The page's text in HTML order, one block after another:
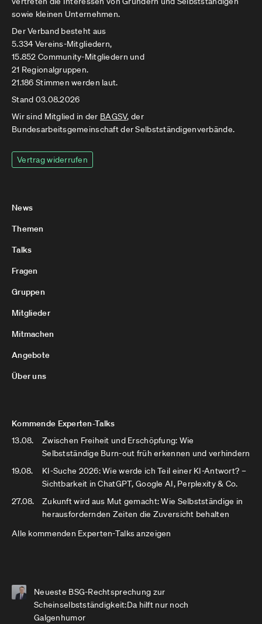
sowie kleinen Unternehmen.
Der Verband besteht aus
5.334 Vereins-Mitgliedern,
15.852 Community-Mitgliedern und
21 Regionalgruppen.
21.186 Stimmen werden laut.
Stand 03.08.2026
Wir sind Mitglied in der BAGSV, der
Bundesarbeitsgemeinschaft der Selbstständigenverbände.
Vertrag widerrufen
News
Themen
Talks
Fragen
Gruppen
Mitglieder
Mitmachen
Angebote
Über uns
Kommende Experten-Talks
13.08.
Zwischen Freiheit und Erschöpfung: Wie
Selbstständige Burn-out früh erkennen und verhindern
19.08.
KI-Suche 2026: Wie werde ich Teil einer KI-Antwort? –
Sichtbarkeit in ChatGPT, Google AI, Perplexity & Co.
27.08.
Zukunft wird aus Mut gemacht: Wie Selbstständige in
herausfordernden Zeiten die Zuversicht behalten
Alle kommenden Experten-Talks anzeigen
Neueste BSG-Rechtsprechung zur
Scheinselbstständigkeit:Da hilft nur noch
Galgenhumor